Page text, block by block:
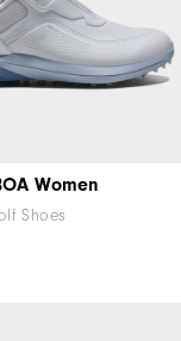
Women
Shoes